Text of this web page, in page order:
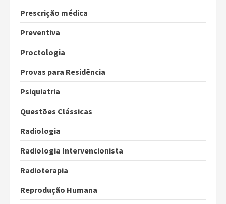
Prescrição médica
Preventiva
Proctologia
Provas para Residência
Psiquiatria
Questões Clássicas
Radiologia
Radiologia Intervencionista
Radioterapia
Reprodução Humana